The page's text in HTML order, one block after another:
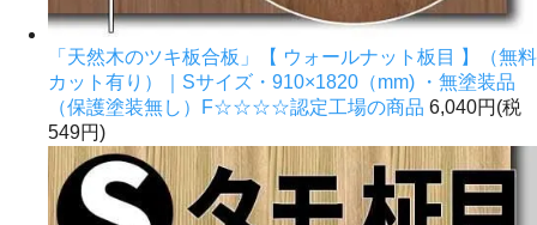
「天然木のツキ板合板」【 ウォールナット板目 】（無料
カット有り）｜Sサイズ・910×1820（mm) ・無塗装品
（保護塗装無し）F☆☆☆☆認定工場の商品 6,040円(税
549円)